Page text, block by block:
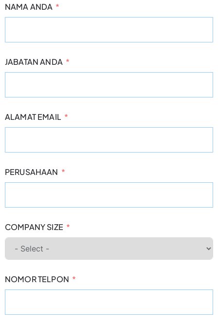
NAMA ANDA
JABATAN ANDA
ALAMAT EMAIL
PERUSAHAAN
COMPANY SIZE
NOMOR TELPON